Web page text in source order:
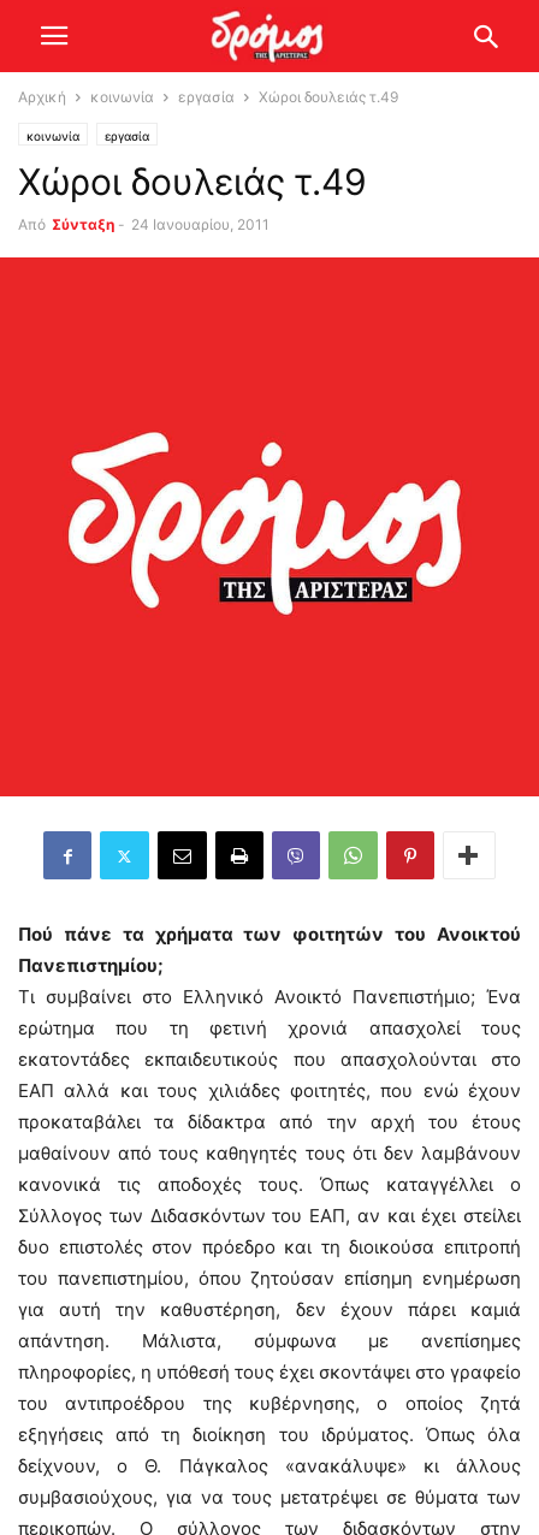
Αρχική κοινωνία εργασία Χώροι δουλειάς τ.49
κοινωνία εργασία
Χώροι δουλειάς τ.49
Από Σύνταξη - 24 Ιανουαρίου, 2011
Πού πάνε τα χρήματα των φοιτητών του Ανοικτού
Πανεπιστημίου;
Τι συμβαίνει στο Ελληνικό Ανοικτό Πανεπιστήμιο; Ένα
ερώτημα που τη φετινή χρονιά απασχολεί τους
εκατοντάδες εκπαιδευτικούς που απασχολούνται στο
ΕΑΠ αλλά και τους χιλιάδες φοιτητές, που ενώ έχουν
προκαταβάλει τα δίδακτρα από την αρχή του έτους
μαθαίνουν από τους καθηγητές τους ότι δεν λαμβάνουν
κανονικά τις αποδοχές τους. Όπως καταγγέλλει ο
Σύλλογος των Διδασκόντων του ΕΑΠ, αν και έχει στείλει
δυο επιστολές στον πρόεδρο και τη διοικούσα επιτροπή
του πανεπιστημίου, όπου ζητούσαν επίσημη ενημέρωση
για αυτή την καθυστέρηση, δεν έχουν πάρει καμιά
απάντηση. Μάλιστα, σύμφωνα με ανεπίσημες
πληροφορίες, η υπόθεσή τους έχει σκοντάψει στο γραφείο
του αντιπροέδρου της κυβέρνησης, ο οποίος ζητά
εξηγήσεις από τη διοίκηση του ιδρύματος. Όπως όλα
δείχνουν, ο Θ. Πάγκαλος «ανακάλυψε» κι άλλους
συμβασιούχους, για να τους μετατρέψει σε θύματα των
περικοπών. Ο σύλλογος των διδασκόντων στην